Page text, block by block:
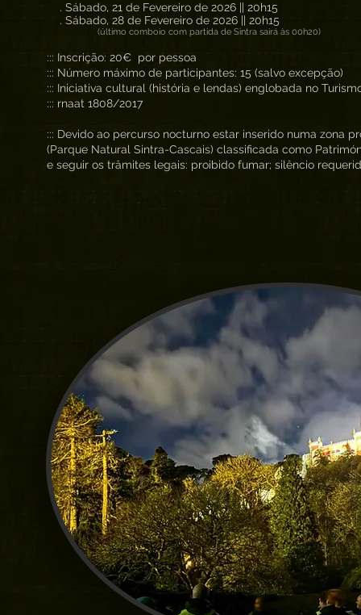
. Sábado, 21 de Fevereiro de 2026 || 20h15
. Sábado, 28 de Fevereiro de 2026 || 20h15
(último comboio com partida de Sintra sairá às 00h20)
::: Inscrição: 20€ por pessoa
::: Número máximo de participantes: 15 (salvo excepção)
::: Iniciativa cultural (história e lendas) englobada no
::: rnaat 1808/2017
::: Devido ao percurso nocturno estar inserido numa zona
(Parque Natural Sintra-Cascais) classificada como
e seguir os trâmites legais: proibido fumar; silêncio